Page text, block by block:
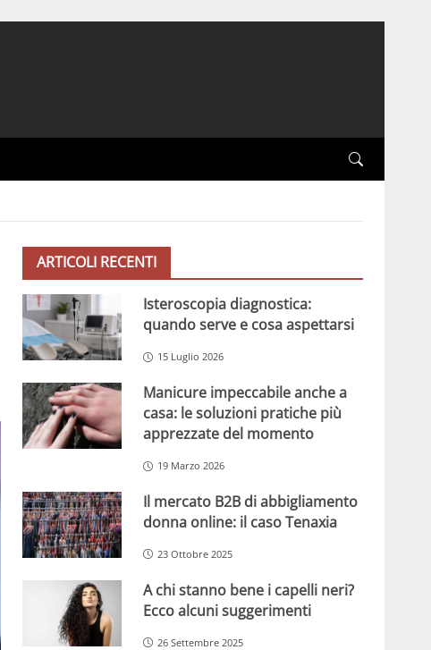
ARTICOLI RECENTI
Isteroscopia diagnostica:
quando serve e cosa aspettarsi
15 Luglio 2026
Manicure impeccabile anche a
casa: le soluzioni pratiche più
apprezzate del momento
19 Marzo 2026
Il mercato B2B di abbigliamento
donna online: il caso Tenaxia
23 Ottobre 2025
A chi stanno bene i capelli neri?
Ecco alcuni suggerimenti
26 Settembre 2025